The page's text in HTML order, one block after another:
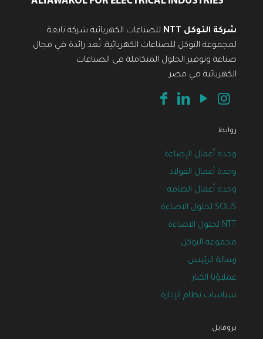
شركة التوكل NTT
للصناعات الكهربائية شركة تابعة
لمجموعة التوكل للصناعات الكهربائية، تُعد رائدة في مجال
صناعة وتوفير الحلول المتكاملة في الصناعات
الكهربائية في مصر.
روابط
وحدة أعمال الإضاءة
وحدة أعمال الفولاذ
وحدة أعمال الطاقة
SOLIS لحلول الاضاءة
NTT لحلول الاضاءة
مجموعة التوكل
رسالة الرئيس
عملاؤنا الكبار
سياسات نظام الإدارة
بروفايل